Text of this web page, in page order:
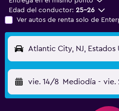
Edad del conductor: 25-26
Ver autos de renta solo de
vie. 14/8 Mediodía - vie.